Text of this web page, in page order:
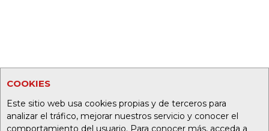
COOKIES
Este sitio web usa cookies propias y de terceros para
analizar el tráfico, mejorar nuestros servicio y conocer el
comportamiento del usuario. Para conocer más, acceda a